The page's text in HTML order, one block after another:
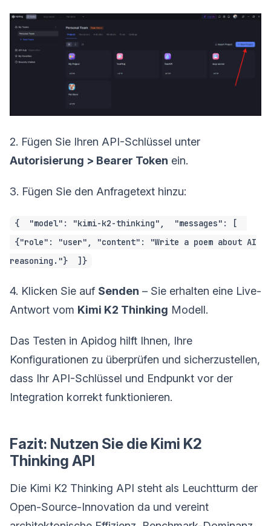
2. Fügen Sie Ihren API-Schlüssel unter
Autorisierung > Bearer Token ein.
3. Fügen Sie den Anfragetext hinzu:
{ "model": "kimi-k2-thinking", "messages": [
{"role": "user", "content": "Write a poem about AI
reasoning."} ]}
4. Klicken Sie auf Senden – Sie erhalten eine Live-
Antwort vom Kimi K2 Thinking Modell.
Das Testen in Apidog hilft Ihnen, Ihre
Konfigurationen zu überprüfen und sicherzustellen,
dass Ihr API-Schlüssel und Endpunkt vor der
Integration korrekt funktionieren.
Fazit: Nutzen Sie die Kimi K2
Thinking API
Die Kimi K2 Thinking API steht als Leuchtturm der
Open-Source-Innovation da und vereint